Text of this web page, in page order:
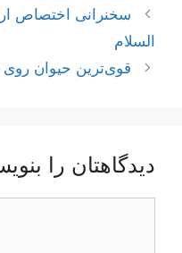
ناوبری
نوشته‌ها
سخنرانی اختصاص
السلام
قوی‌ترین حیوان
دیدگاهتان را